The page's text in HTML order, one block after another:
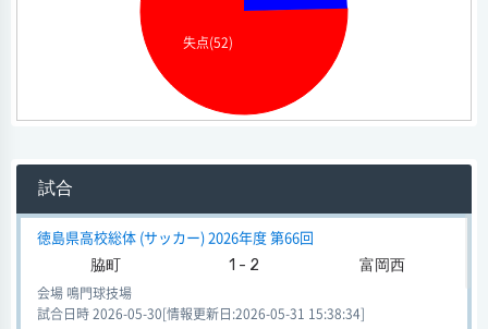
失点(52)
試合
徳島県高校総体 (サッカー) 2026年度 第66回
脇町 1 - 2 富岡西
会場 鳴門球技場
試合日時 2026-05-30[情報更新日:2026-05-31 15:38:34]